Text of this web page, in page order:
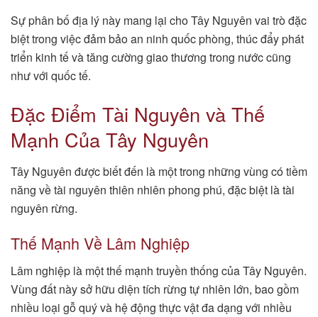
Sự phân bố địa lý này mang lại cho Tây Nguyên vai trò đặc
biệt trong việc đảm bảo an ninh quốc phòng, thúc đẩy phát
triển kinh tế và tăng cường giao thương trong nước cũng
như với quốc tế.
Đặc Điểm Tài Nguyên và Thế
Mạnh Của Tây Nguyên
Tây Nguyên được biết đến là một trong những vùng có tiềm
năng về tài nguyên thiên nhiên phong phú, đặc biệt là tài
nguyên rừng.
Thế Mạnh Về Lâm Nghiệp
Lâm nghiệp là một thế mạnh truyền thống của Tây Nguyên.
Vùng đất này sở hữu diện tích rừng tự nhiên lớn, bao gồm
nhiều loại gỗ quý và hệ động thực vật đa dạng với nhiều